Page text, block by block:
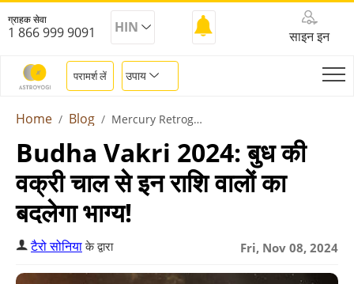
ग्राहक सेवा
1 866 999 9091 HIN
साइन इन
परामर्श लें उपाय
Home Blog Mercury Retrograde November 2024
Budha Vakri 2024: बुध की
वक्री चाल से इन राशि वालों का
बदलेगा भाग्य!
Fri, Nov 08, 2024
टैरो सोनियाके द्वारा